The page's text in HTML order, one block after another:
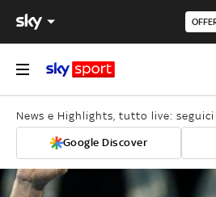
News e Highlights, tutto live: seguici
Google Discover